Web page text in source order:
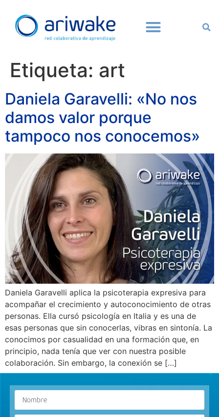
Etiqueta: art
Daniela Garavelli: «No nos
damos valor porque
tampoco nos conocemos»
Daniela Garavelli aplica la psicoterapia expresiva para
acompañar el crecimiento y autoconocimiento de otras
personas. Ella cursó psicología en Italia y es una de
esas personas que sin conocerlas, vibras en sintonía. La
conocimos por casualidad en una formación que, en
principio, nada tenía que ver con nuestra posible
colaboración. Sin embargo, la conexión se […]